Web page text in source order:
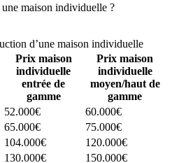
maison individuelle ?
d’une maison individuelle
Prix maison
individuelle
entrée de
gamme
Prix maison
individuelle
moyen/haut de
gamme
52.000€
60.000€
65.000€
75.000€
104.000€
120.000€
130.000€
150.000€